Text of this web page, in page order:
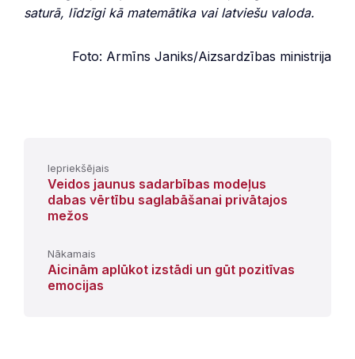
saturā, līdzīgi kā matemātika vai latviešu valoda.
Foto: Armīns Janiks/Aizsardzības ministrija
Iepriekšējais
Veidos jaunus sadarbības modeļus
dabas vērtību saglabāšanai privātajos
mežos
Nākamais
Aicinām aplūkot izstādi un gūt pozitīvas
emocijas